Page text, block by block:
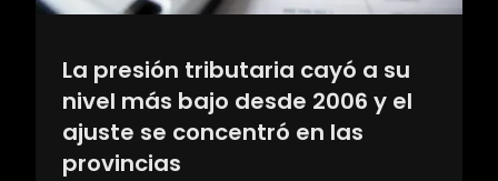
La presión tributaria cayó a su
nivel más bajo desde 2006 y el
ajuste se concentró en las
provincias